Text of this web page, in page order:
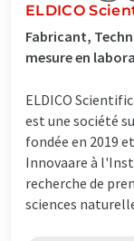
ELDICO
Fabricant,
mesure en
ELDICO
est une société
fondée en 2019
Innovaare à
recherche de
sciences